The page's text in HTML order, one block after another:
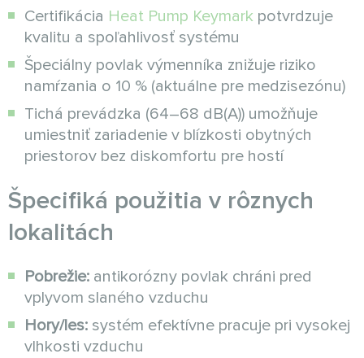
Certifikácia Heat Pump Keymark potvrdzuje
kvalitu a spoľahlivosť systému
Špeciálny povlak výmenníka znižuje riziko
namŕzania o 10 % (aktuálne pre medzisezónu)
Tichá prevádzka (64–68 dB(A)) umožňuje
umiestniť zariadenie v blízkosti obytných
priestorov bez diskomfortu pre hostí
Špecifiká použitia v rôznych
lokalitách
Pobrežie: antikorózny povlak chráni pred
vplyvom slaného vzduchu
Hory/les: systém efektívne pracuje pri vysokej
vlhkosti vzduchu